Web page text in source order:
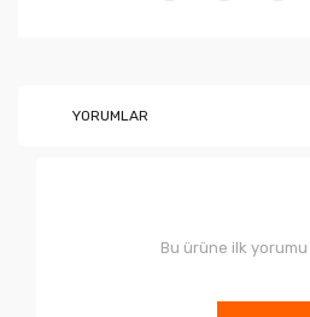
YORUMLAR
Bu ürüne ilk yorumu